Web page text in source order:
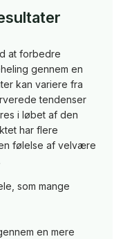
at forbedre
gennem en
kan variere fra
tendenser
i løbet af den
har flere
følelse af velvære
som mange
en mere